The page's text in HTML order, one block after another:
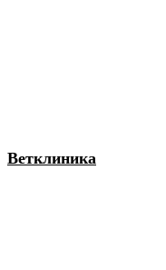
Ветклиника